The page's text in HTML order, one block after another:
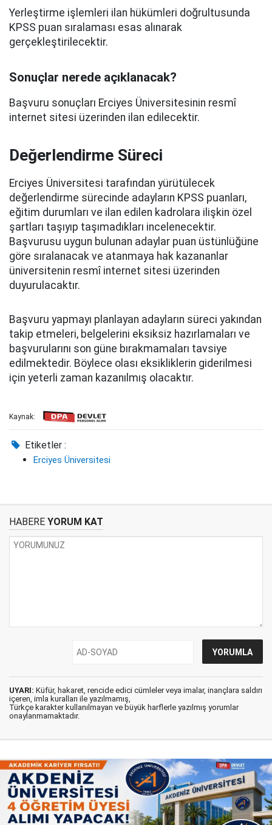
Yerleştirme işlemleri ilan hükümleri doğrultusunda
KPSS puan sıralaması esas alınarak
gerçekleştirilecektir.
Sonuçlar nerede açıklanacak?
Başvuru sonuçları Erciyes Üniversitesinin resmî
internet sitesi üzerinden ilan edilecektir.
Değerlendirme Süreci
Erciyes Üniversitesi tarafından yürütülecek
değerlendirme sürecinde adayların KPSS puanları,
eğitim durumları ve ilan edilen kadrolara ilişkin özel
şartları taşıyıp taşımadıkları incelenecektir.
Başvurusu uygun bulunan adaylar puan üstünlüğüne
göre sıralanacak ve atanmaya hak kazananlar
üniversitenin resmî internet sitesi üzerinden
duyurulacaktır.
Başvuru yapmayı planlayan adayların süreci yakından
takip etmeleri, belgelerini eksiksiz hazırlamaları ve
başvurularını son güne bırakmamaları tavsiye
edilmektedir. Böylece olası eksikliklerin giderilmesi
için yeterli zaman kazanılmış olacaktır.
Kaynak:
Etiketler :
Erciyes Üniversitesi
HABERE YORUM KAT
UYARI: Küfür, hakaret, rencide edici cümleler veya imalar, inançlara saldırı
içeren, imla kuralları ile yazılmamış,
Türkçe karakter kullanılmayan ve büyük harflerle yazılmış yorumlar
onaylanmamaktadır.